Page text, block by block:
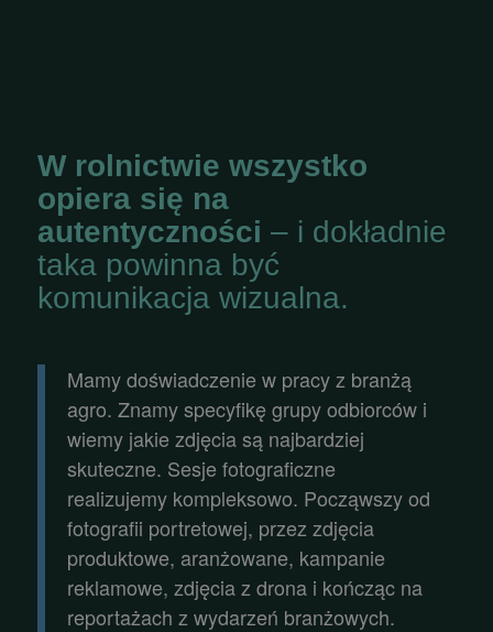
W rolnictwie wszystko
opiera się na
autentyczności – i dokładnie
taka powinna być
komunikacja wizualna.
Mamy doświadczenie w pracy z branżą
agro. Znamy specyfikę grupy odbiorców i
wiemy jakie zdjęcia są najbardziej
skuteczne. Sesje fotograficzne
realizujemy kompleksowo. Począwszy od
fotografii portretowej, przez zdjęcia
produktowe, aranżowane, kampanie
reklamowe, zdjęcia z drona i kończąc na
reportażach z wydarzeń branżowych.